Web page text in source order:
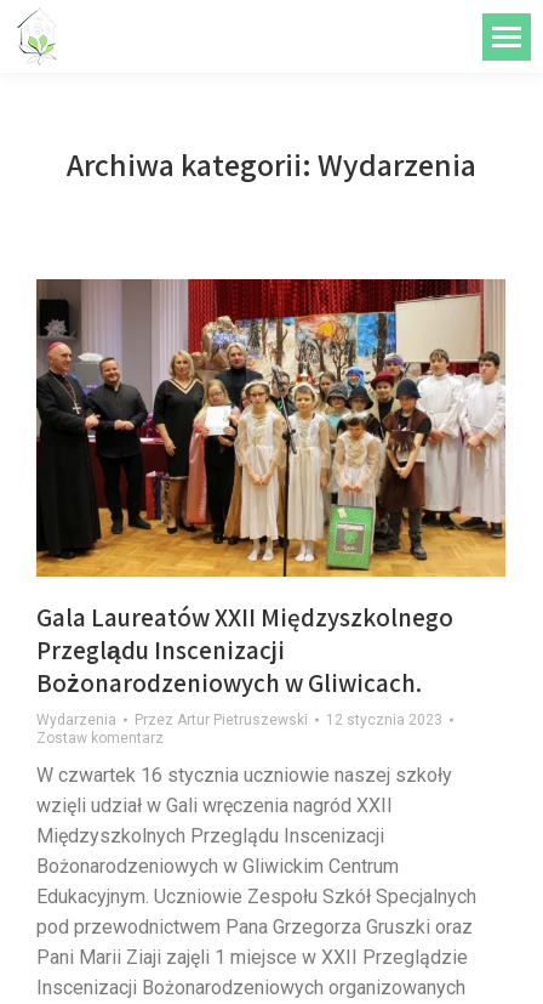
treści
Archiwa kategorii: Wydarzenia
Gala Laureatów XXII Międzyszkolnego
Przeglądu Inscenizacji
Bożonarodzeniowych w Gliwicach.
Wydarzenia Przez Artur Pietruszewski
12 stycznia 2023
Zostaw komentarz
W czwartek 16 stycznia uczniowie naszej szkoły
wzięli udział w Gali wręczenia nagród XXII
Międzyszkolnych Przeglądu Inscenizacji
Bożonarodzeniowych w Gliwickim Centrum
Edukacyjnym. Uczniowie Zespołu Szkół Specjalnych
pod przewodnictwem Pana Grzegorza Gruszki oraz
Pani Marii Ziaji zajęli 1 miejsce w XXII Przeglądzie
Inscenizacji Bożonarodzeniowych organizowanych